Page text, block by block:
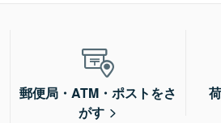
郵便局・ATM・ポストをさ
がす